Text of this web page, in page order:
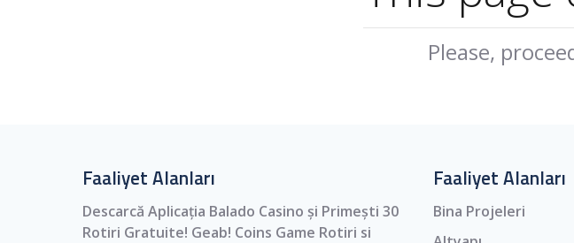
Please,
Faaliyet Alanları
Descarcă Aplicația Balado Casino și Primești 30
Rotiri Gratuite! Geab! Coins Game Rotiri si
Faaliyet Alanları
Bina Projeleri